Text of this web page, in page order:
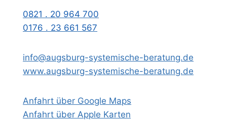
0821 . 20 964 700
0176 . 23 661 567
info@augsburg-systemische-beratung.de
www.augsburg-systemische-beratung.de
Anfahrt über Google Maps
Anfahrt über Apple Karten